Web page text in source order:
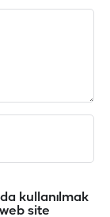
kullanılmak
site